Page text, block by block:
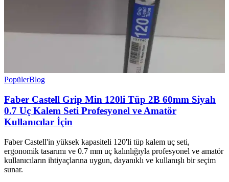
PopülerBlog
Faber Castell Grip Min 120li Tüp 2B 60mm Siyah
0.7 Uç Kalem Seti Profesyonel ve Amatör
Kullanıcılar İçin
Faber Castell'in yüksek kapasiteli 120'li tüp kalem uç seti,
ergonomik tasarımı ve 0.7 mm uç kalınlığıyla profesyonel ve amatör
kullanıcıların ihtiyaçlarına uygun, dayanıklı ve kullanışlı bir seçim
sunar.